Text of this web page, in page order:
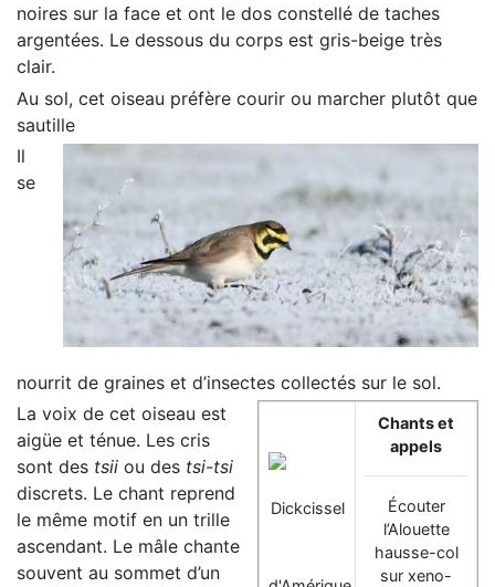
noires sur la face et ont le dos constellé de taches
argentées. Le dessous du corps est gris-beige très
clair.
Au sol, cet oiseau préfère courir ou marcher plutôt que
sautille
Il
se
nourrit de graines et d’insectes collectés sur le sol.
Chants et
appels
Écouter
l’Alouette
hausse-col
sur xeno-
La voix de cet oiseau est
aigüe et ténue. Les cris
sont des tsii ou des tsi-tsi
discrets. Le chant reprend
le même motif en un trille
ascendant. Le mâle chante
souvent au sommet d’un